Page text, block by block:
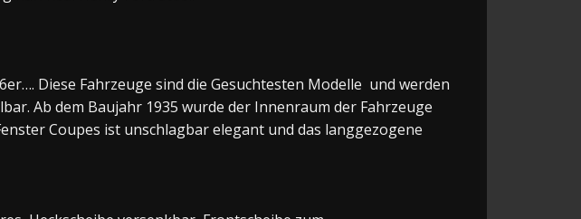
Diese Fahrzeuge sind die Gesuchtesten Modelle und werden
Ab dem Baujahr 1935 wurde der Innenraum der Fahrzeuge
Coupes ist unschlagbar elegant und das langgezogene